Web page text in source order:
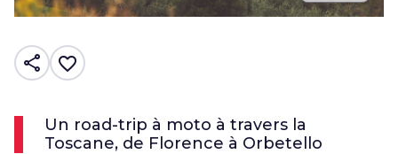
share favorite_border
Un road-trip à moto à travers la
Toscane, de Florence à Orbetello